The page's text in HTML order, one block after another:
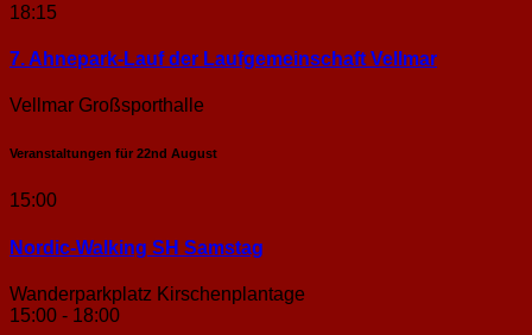
18:15
7. Ahnepark-Lauf der Laufgemeinschaft Vellmar
Vellmar Großsporthalle
Veranstaltungen für 22nd August
15:00
Nordic-Walking SH Samstag
Wanderparkplatz Kirschenplantage
15:00 - 18:00